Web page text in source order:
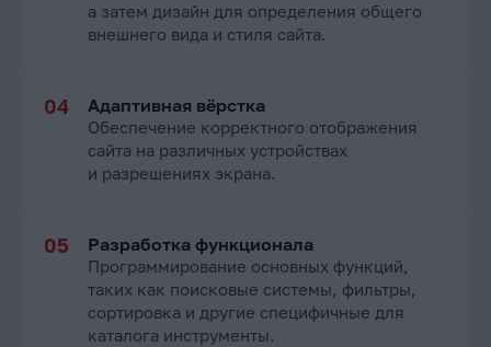
а затем дизайн для определения общего
внешнего вида и стиля сайта.
Адаптивная вёрстка
Обеспечение корректного отображения
сайта на различных устройствах
и разрешениях экрана.
Разработка функционала
Программирование основных функций,
таких как поисковые системы, фильтры,
сортировка и другие специфичные для
каталога инструменты.